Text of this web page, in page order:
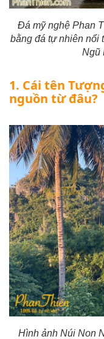
Đá mỹ nghệ Phan
bằng đá tự nhiên nổi
Ngũ
1. Cái tên
nguồn từ đâu?
Hình ảnh Núi Non